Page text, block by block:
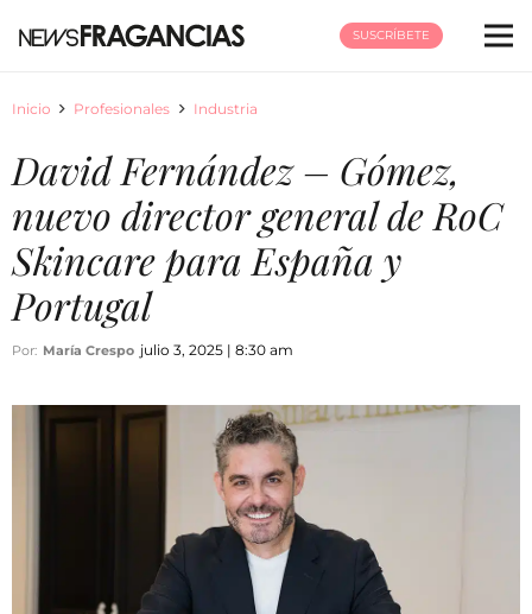
SUSCRÍBETE
Inicio Profesionales Industria
David Fernández – Gómez,
nuevo director general de RoC
Skincare para España y
Portugal
Por: María Crespo julio 3, 2025 | 8:30 am